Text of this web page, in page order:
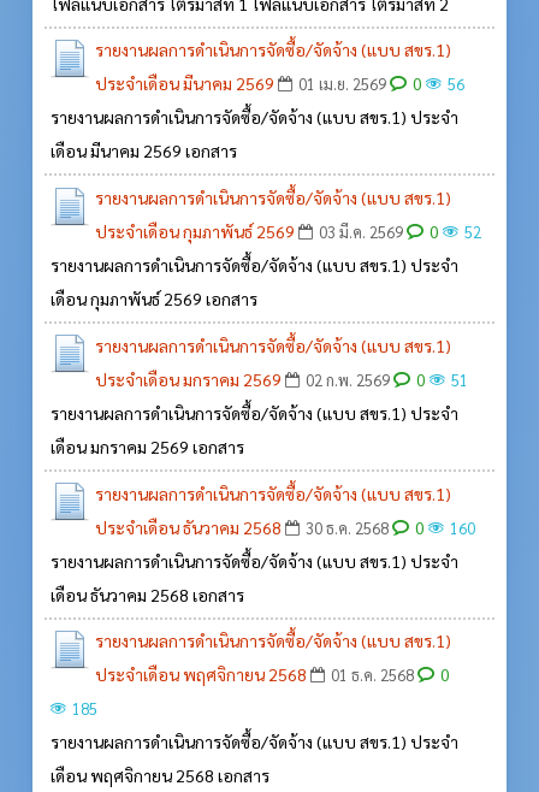
รายงานผลการดำเนินการจัดซื้อ/จัดจ้าง (แบบ สขร.1)
ประจำเดือน มีนาคม 2569
01 เม.ย. 2569 0 56
รายงานผลการดำเนินการจัดซื้อ/จัดจ้าง (แบบ สขร.1) ประจำ
เดือน มีนาคม 2569 เอกสาร
รายงานผลการดำเนินการจัดซื้อ/จัดจ้าง (แบบ สขร.1)
ประจำเดือน กุมภาพันธ์ 2569
03 มี.ค. 2569 0 52
รายงานผลการดำเนินการจัดซื้อ/จัดจ้าง (แบบ สขร.1) ประจำ
เดือน กุมภาพันธ์ 2569 เอกสาร
รายงานผลการดำเนินการจัดซื้อ/จัดจ้าง (แบบ สขร.1)
ประจำเดือน มกราคม 2569
02 ก.พ. 2569 0 51
รายงานผลการดำเนินการจัดซื้อ/จัดจ้าง (แบบ สขร.1) ประจำ
เดือน มกราคม 2569 เอกสาร
รายงานผลการดำเนินการจัดซื้อ/จัดจ้าง (แบบ สขร.1)
ประจำเดือน ธันวาคม 2568
30 ธ.ค. 2568 0 160
รายงานผลการดำเนินการจัดซื้อ/จัดจ้าง (แบบ สขร.1) ประจำ
เดือน ธันวาคม 2568 เอกสาร
รายงานผลการดำเนินการจัดซื้อ/จัดจ้าง (แบบ สขร.1)
ประจำเดือน พฤศจิกายน 2568
01 ธ.ค. 2568 0
185
รายงานผลการดำเนินการจัดซื้อ/จัดจ้าง (แบบ สขร.1) ประจำ
เดือน พฤศจิกายน 2568 เอกสาร